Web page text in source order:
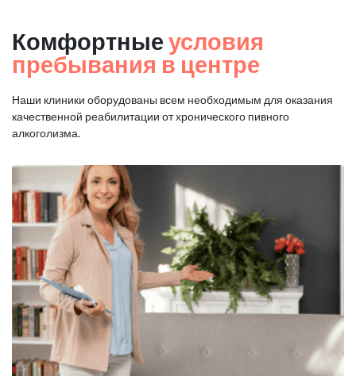
Комфортные условия
пребывания в центре
Наши клиники оборудованы всем необходимым для оказания
качественной реабилитации от хронического пивного
алкоголизма.